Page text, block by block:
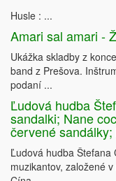
Husle : ...
Amari sal amari -
Ukážka skladby z
band z Prešova.
podaní ...
Ľudová hudba
sandalki; Nane
červené
Ľudová hudba Štefana
muzikantov, založené